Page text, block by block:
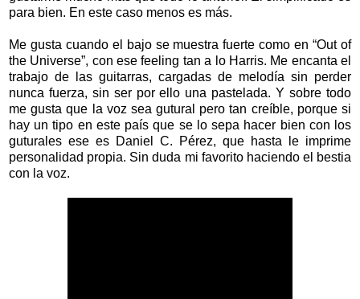
para bien. En este caso menos es más.
Me gusta cuando el bajo se muestra fuerte como en “Out of
the Universe”, con ese feeling tan a lo Harris. Me encanta el
trabajo de las guitarras, cargadas de melodía sin perder
nunca fuerza, sin ser por ello una pastelada. Y sobre todo
me gusta que la voz sea gutural pero tan creíble, porque si
hay un tipo en este país que se lo sepa hacer bien con los
guturales ese es Daniel C. Pérez, que hasta le imprime
personalidad propia. Sin duda mi favorito haciendo el bestia
con la voz.